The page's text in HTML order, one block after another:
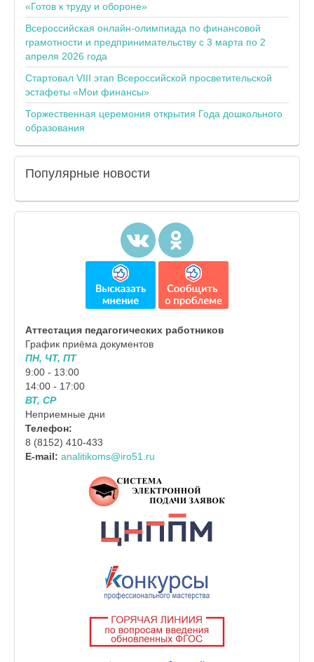
«Готов к труду и обороне»
Всероссийская онлайн-олимпиада по финансовой
грамотности и предпринимательству с 3 марта по 2
апреля 2026 года
Стартовал VIII этап Всероссийской просветительской
эстафеты «Мои финансы»
Торжественная церемония открытия Года дошкольного
образования
Популярные новости
Аттестация педагогических работников
График приёма документов
ПН, ЧТ, ПТ
9:00 - 13:00
14:00 - 17:00
ВТ, СР
Неприемные дни
Телефон:
8 (8152) 410-433
E-mail: analitikoms@iro51.ru